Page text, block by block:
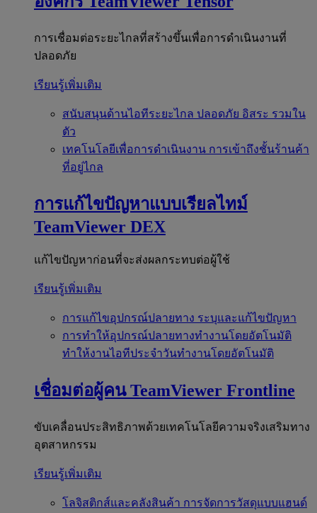
การเชื่อมต่อระยะไกลที่สร้างขึ้นเพื่อการดำเนินงานที่
ปลอดภัย
เรียนรู้เพิ่มเติม
สนับสนุนด้านไอทีระยะไกล ปลอดภัย อิสระ รวมใน
ตัว
เทคโนโลยีเพื่อการดำเนินงาน การเข้าถึงชั้นร้านค้า
ที่อยู่ไกล
การแก้ไขปัญหาแบบเรียลไทม์
TeamViewer DEX
แก้ไขปัญหาก่อนที่จะส่งผลกระทบต่อผู้ใช้
เรียนรู้เพิ่มเติม
การแก้ไขอุปกรณ์ปลายทาง ระบุและแก้ไขปัญหา
การทำให้อุปกรณ์ปลายทางทำงานโดยอัตโนมัติ
ทำให้งานไอทีประจำวันทำงานโดยอัตโนมัติ
เชื่อมต่อผู้คน TeamViewer Frontline
ขับเคลื่อนประสิทธิภาพด้วยเทคโนโลยีความจริงเสริมทาง
อุตสาหกรรม
เรียนรู้เพิ่มเติม
โลจิสติกส์และคลังสินค้า การจัดการวัสดุแบบแฮนด์